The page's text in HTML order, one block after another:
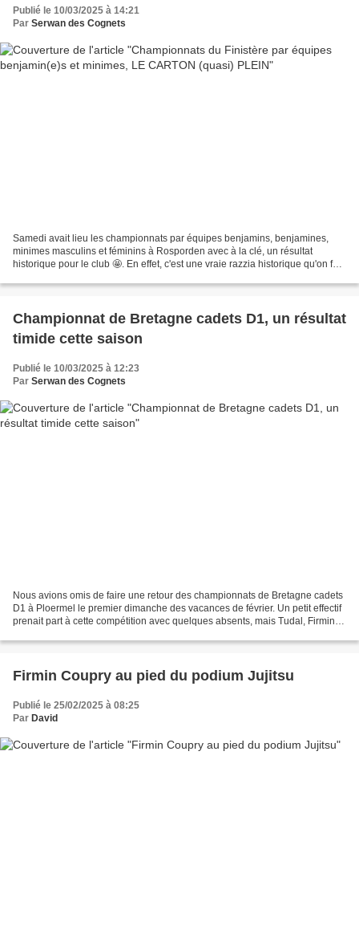
Publié le 10/03/2025 à 14:21
Par Serwan des Cognets
Samedi avait lieu les championnats par équipes benjamins, benjamines,
minimes masculins et féminins à Rosporden avec à la clé, un résultat
historique pour le club 🤩. En effet, c'est une vraie razzia historique qu'on fait
Championnat de Bretagne cadets D1, un résultat
timide cette saison
Publié le 10/03/2025 à 12:23
Par Serwan des Cognets
Nous avions omis de faire une retour des championnats de Bretagne cadets
D1 à Ploermel le premier dimanche des vacances de février. Un petit effectif
prenait part à cette compétition avec quelques absents, mais Tudal, Firmin,
Firmin Coupry au pied du podium Jujitsu
Publié le 25/02/2025 à 08:25
Par David